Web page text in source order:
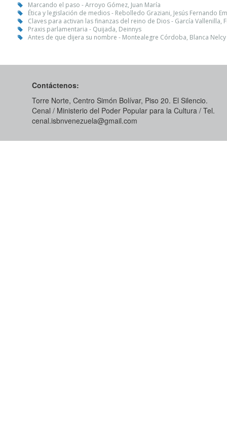
Marcando el paso - Arroyo Gómez, Juan María
Ética y legislación de medios - Rebolledo Graziani, Jesús Fernando
Claves para activan las finanzas del reino de Dios - García Vallenilla,
Praxis parlamentaria - Quijada, Deinnys
Antes de que dijera su nombre - Montealegre Córdoba, Blanca Nelcy
Contáctenos:
Torre Norte, Centro Simón Bolívar, Piso 20. El Silencio.
Cenal / Ministerio del Poder Popular para la Cultura / Tel.
cenal.isbnvenezuela@gmail.com